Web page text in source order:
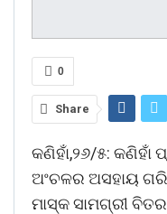
0
Share
କଣିହାଁ,୨୬/୫:
ଅଂଚଳର ଅସହାୟ
ମାସ୍କ ସାମଗ୍ରୀ